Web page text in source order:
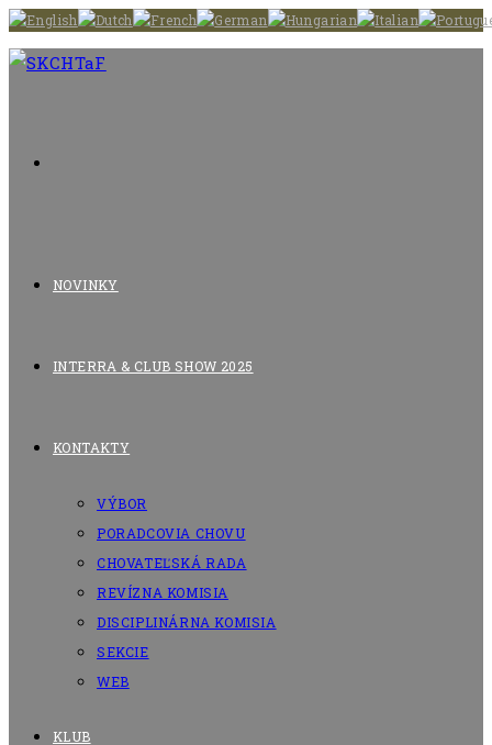
Skip
to
NOVINKY
INTERRA & CLUB SHOW 2025
KONTAKTY
VÝBOR
PORADCOVIA CHOVU
CHOVATEĽSKÁ RADA
REVÍZNA KOMISIA
DISCIPLINÁRNA KOMISIA
SEKCIE
WEB
KLUB